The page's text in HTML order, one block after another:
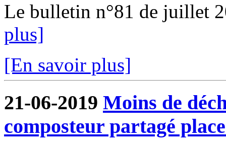
Le bulletin n°81 de juillet
plus]
[En savoir plus]
21-06-2019 Moins de
composteur partagé